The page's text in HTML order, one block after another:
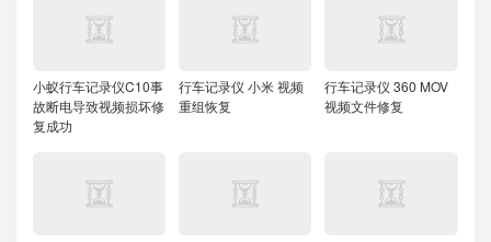
小蚁行车记录仪C10事
故断电导致视频损坏修
复成功
行车记录仪 小米 视频
重组恢复
行车记录仪 360 MOV
视频文件修复